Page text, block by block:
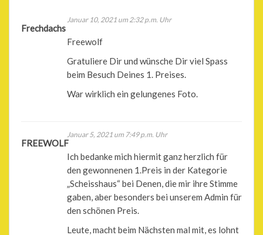
Frechdachs
Januar 10, 2021 um 2:32 p.m. Uhr
Freewolf
Gratuliere Dir und wünsche Dir viel Spass
beim Besuch Deines 1. Preises.
War wirklich ein gelungenes Foto.
FREEWOLF
Januar 5, 2021 um 7:49 p.m. Uhr
Ich bedanke mich hiermit ganz herzlich für
den gewonnenen 1.Preis in der Kategorie
„Scheisshaus“ bei Denen, die mir ihre Stimme
gaben, aber besonders bei unserem Admin für
den schönen Preis.
Leute, macht beim Nächsten mal mit, es lohnt